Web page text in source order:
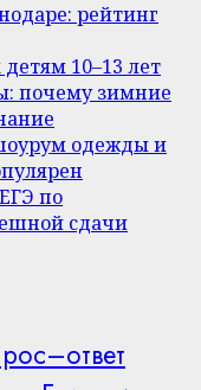
рейтинг
10–13 лет
почему зимние
одежды и
по
сдачи